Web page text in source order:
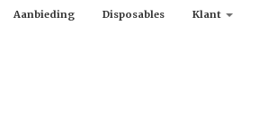
Aanbieding Disposables Klant